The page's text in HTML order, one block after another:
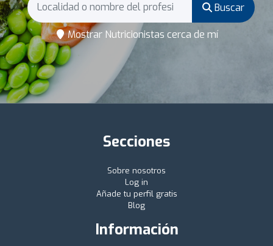
Buscar
Mostrar Nutricionistas cerca de mí
Secciones
Sobre nosotros
Log in
Añade tu perfil gratis
Blog
Información